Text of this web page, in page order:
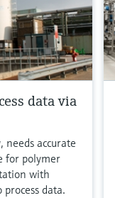
data via
needs accurate
for polymer
with
process data.